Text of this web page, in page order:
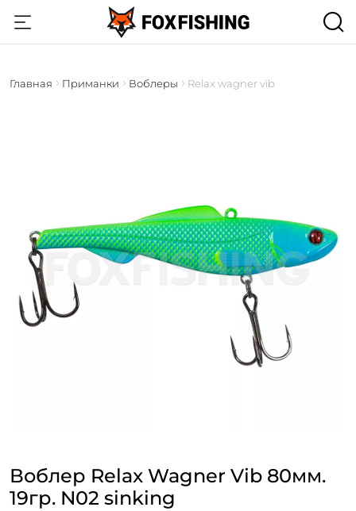
Главная Приманки Воблеры Relax wagner vib
Воблер Relax Wagner Vib 80мм.
19гр. N02 sinking